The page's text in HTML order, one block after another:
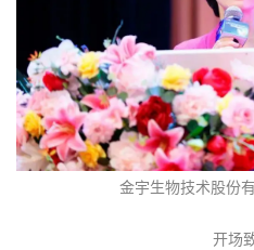
金宇生物技术股份
开场